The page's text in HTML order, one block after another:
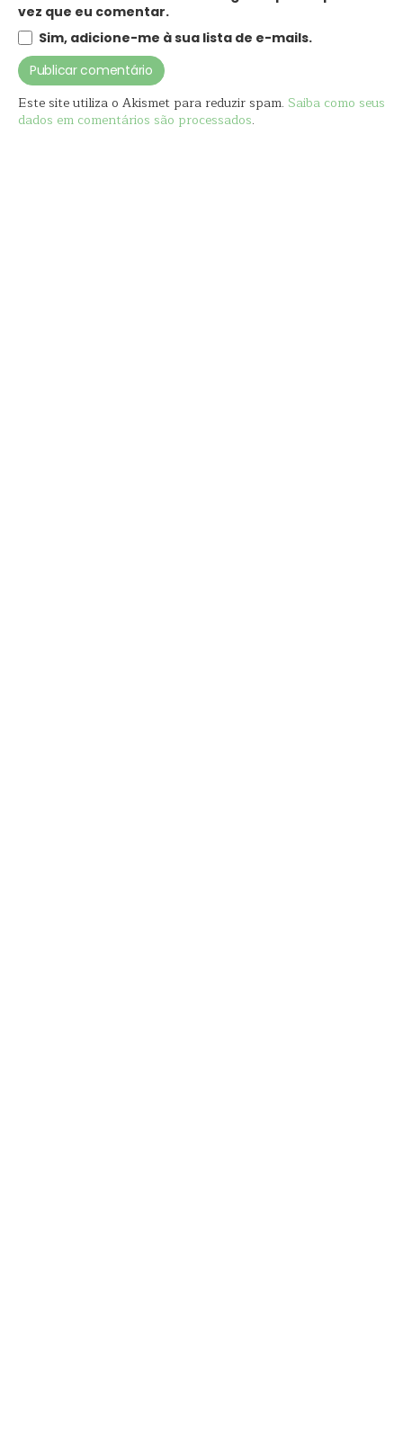
vez que eu comentar.
Sim, adicione-me à sua lista de e-mails.
Este site utiliza o Akismet para reduzir spam. Saiba como seus
dados em comentários são processados.